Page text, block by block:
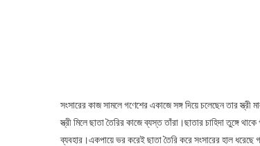
সংসারের কাজ সামলে গণেশের একাজে সঙ্গ দিয়ে চলেছেন তার
স্ত্রী মিলে ছাতা তৈরির কাজে ব্যস্ত তাঁরা।ছাতার চাহিদা তুঙ্গে
ব্যবহার।একপায়ে ভর করেই ছাতা তৈরি করে সংসারের হাল